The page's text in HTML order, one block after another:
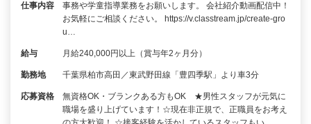
仕事内容
事務や学童指導業務をお願いします。 会社紹介動画配信中！
お気軽にご相談ください。 https://v.classtream.jp/create-gro
u…
給与 月給240,000円以上（賞与年2ヶ月分）
勤務地 千葉県柏市高田／東武野田線「豊四季駅」より車3分
応募資格
無資格OK・ブランクある方もOK ★男性スタッフが元気に
職場を盛り上げています！☆現在非正規で、正職員をお考え